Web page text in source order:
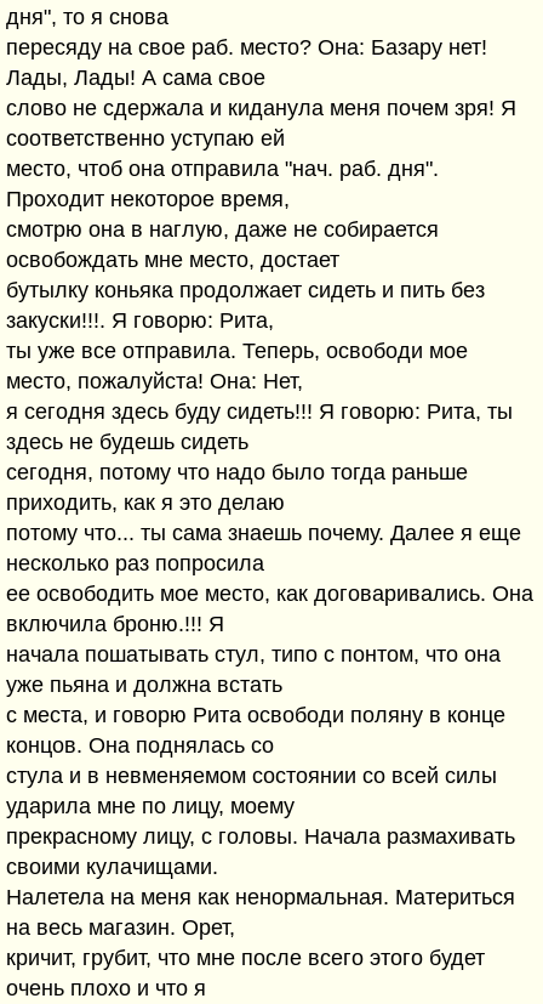
дня", то я снова
пересяду на свое раб. место? Она: Базару нет!
Лады, Лады! А сама свое
слово не сдержала и киданула меня почем зря! Я
соответственно уступаю ей
место, чтоб она отправила "нач. раб. дня".
Проходит некоторое время,
смотрю она в наглую, даже не собирается
освобождать мне место, достает
бутылку коньяка продолжает сидеть и пить без
закуски!!!. Я говорю: Рита,
ты уже все отправила. Теперь, освободи мое
место, пожалуйста! Она: Нет,
я сегодня здесь буду сидеть!!! Я говорю: Рита, ты
здесь не будешь сидеть
сегодня, потому что надо было тогда раньше
приходить, как я это делаю
потому что... ты сама знаешь почему. Далее я еще
несколько раз попросила
ее освободить мое место, как договаривались. Она
включила броню.!!! Я
начала пошатывать стул, типо с понтом, что она
уже пьяна и должна встать
с места, и говорю Рита освободи поляну в конце
концов. Она поднялась со
стула и в невменяемом состоянии со всей силы
ударила мне по лицу, моему
прекрасному лицу, с головы. Начала размахивать
своими кулачищами.
Налетела на меня как ненормальная. Материться
на весь магазин. Орет,
кричит, грубит, что мне после всего этого будет
очень плохо и что я